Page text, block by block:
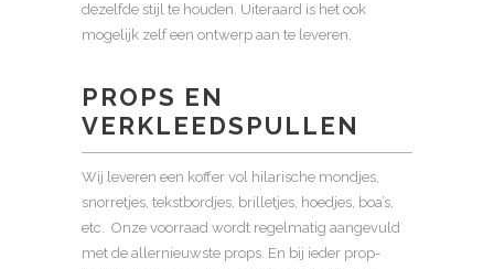
dezelfde stijl te houden. Uiteraard is het ook
mogelijk zelf een ontwerp aan te leveren.
PROPS EN
VERKLEEDSPULLEN
Wij leveren een koffer vol hilarische mondjes,
snorretjes, tekstbordjes, brilletjes, hoedjes, boa’s,
etc. Onze voorraad wordt regelmatig aangevuld
met de allernieuwste props. En bij ieder prop-